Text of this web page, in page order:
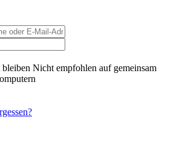
Nicht empfohlen auf gemeinsam